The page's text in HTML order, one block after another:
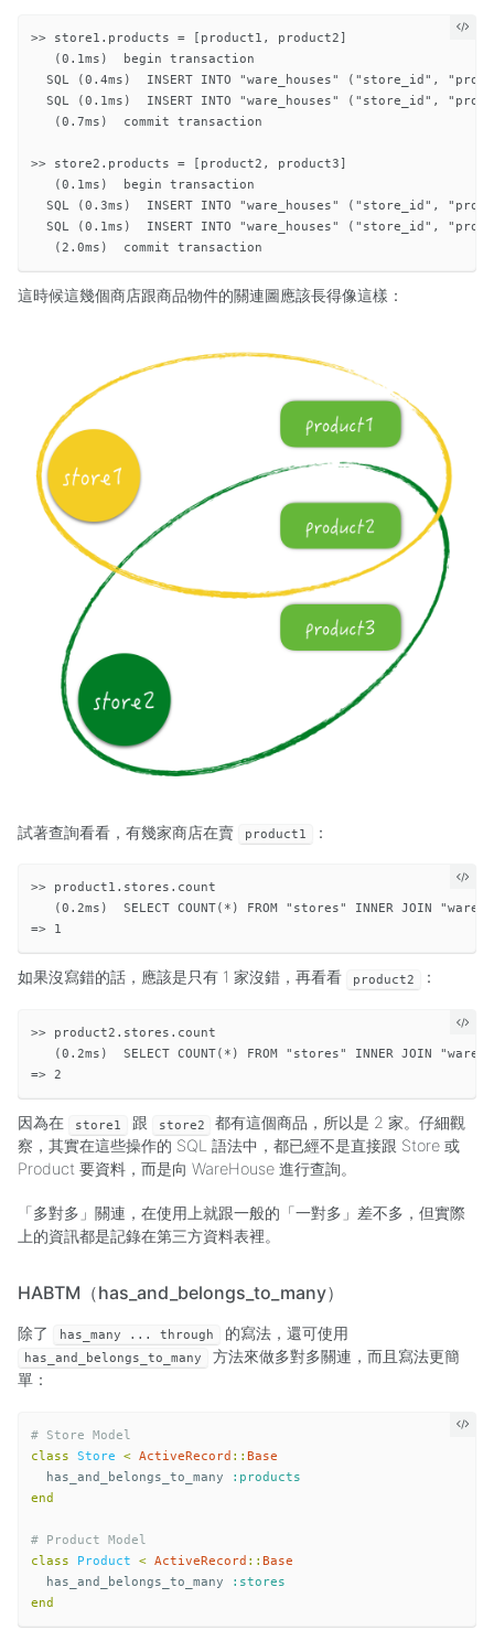
>> store1.products = [product1, product2]
   (0.1ms)  begin transaction
SQL (0.4ms)  INSERT INTO "ware_houses" ("store_id",
SQL (0.1ms)  INSERT INTO "ware_houses" ("store_id",
   (0.7ms)  commit transaction
>> store2.products = [product2, product3]
   (0.1ms)  begin transaction
SQL (0.3ms)  INSERT INTO "ware_houses" ("store_id",
SQL (0.1ms)  INSERT INTO "ware_houses" ("store_id",
這時候這幾個商店跟商品物件的關連圖應該長得像這樣：
試著查詢看看，有幾家商店在賣 product1 ：
>> product1.stores.count
(0.2ms)  SELECT COUNT(*) FROM "stores" INNER JOIN
如果沒寫錯的話，應該是只有 1 家沒錯，再看看 product2 ：
>> product2.stores.count
(0.2ms)  SELECT COUNT(*) FROM "stores" INNER JOIN
因為在 store1 跟 store2
都有這個商品，所以是 2 家。仔細觀
察，其實在這些操作的 SQL 語法中，都已經不是直接跟 Store 或
Product 要資料，而是向 WareHouse 進行查詢。
「多對多」關連，在使用上就跟一般的「一對多」差不多，但實際
上的資訊都是記錄在第三方資料表裡。
HABTM（has_and_belongs_to_many）
除了 has_many ... through 的寫法，還可使用
has_and_belongs_to_many
方法來做多對多關連，而且寫法更簡
單：
# Store Model
class
Store < ActiveRecord :: Base
has_and_belongs_to_many
:products
end
# Product Model
class
Product < ActiveRecord :: Base
has_and_belongs_to_many
:stores
end